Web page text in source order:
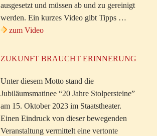
ausgesetzt und müssen ab und zu gereinigt
werden. Ein kurzes Video gibt Tipps …
zum Video
ZUKUNFT BRAUCHT ERINNERUNG
Unter diesem Motto stand die
Jubiläumsmatinee “20 Jahre Stolpersteine”
am 15. Oktober 2023 im Staatstheater.
Einen Eindruck von dieser bewegenden
Veranstaltung vermittelt eine vertonte